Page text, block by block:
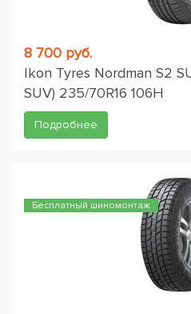
8 700 руб.
Ikon Tyres Nordman S2
SUV) 235/70R16 106H
Подробнее
Бесплатный шиномонтаж